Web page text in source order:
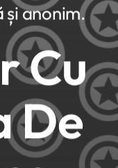
șianonim.
Cu
De